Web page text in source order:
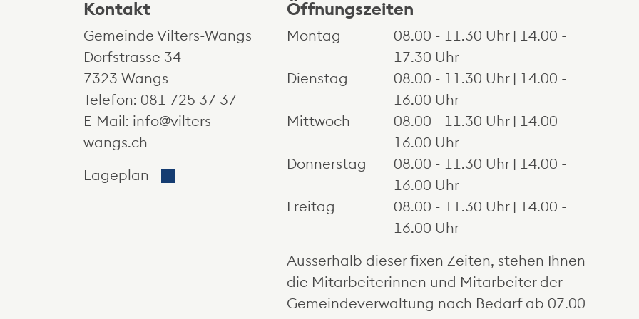
Kontakt
Gemeinde Vilters-Wangs
Dorfstrasse 34
7323 Wangs
Telefon: 081 725 37 37
E-Mail: info@vilters-
wangs.ch
Lageplan Der Link öffnet sich in einem neuen Fenster.
Öffnungszeiten
Montag
08.00 - 11.30 Uhr | 14.00 -
17.30 Uhr
Dienstag
08.00 - 11.30 Uhr | 14.00 -
16.00 Uhr
Mittwoch
08.00 - 11.30 Uhr | 14.00 -
16.00 Uhr
Donnerstag
08.00 - 11.30 Uhr | 14.00 -
16.00 Uhr
Freitag
08.00 - 11.30 Uhr | 14.00 -
16.00 Uhr
Ausserhalb dieser fixen Zeiten, stehen Ihnen
die Mitarbeiterinnen und Mitarbeiter der
Gemeindeverwaltung nach Bedarf ab 07.00